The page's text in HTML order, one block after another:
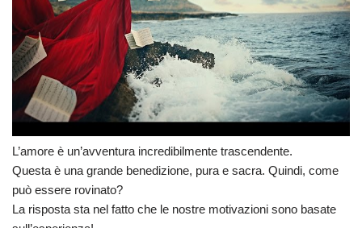
L’amore è un’avventura incredibilmente trascendente.
Questa è una grande benedizione, pura e sacra. Quindi, come
può essere rovinato?
La risposta sta nel fatto che le nostre motivazioni sono basate